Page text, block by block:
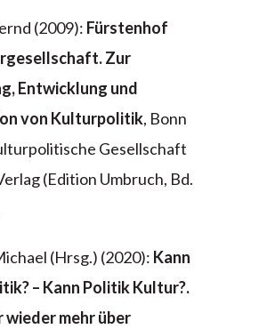
(2009): Fürstenhof
Zur
Entwicklung und
von Kulturpolitik, Bonn
Gesellschaft
(Edition Umbruch, Bd.
(Hrsg.) (2020): Kann
– Kann Politik Kultur?.
wieder mehr über